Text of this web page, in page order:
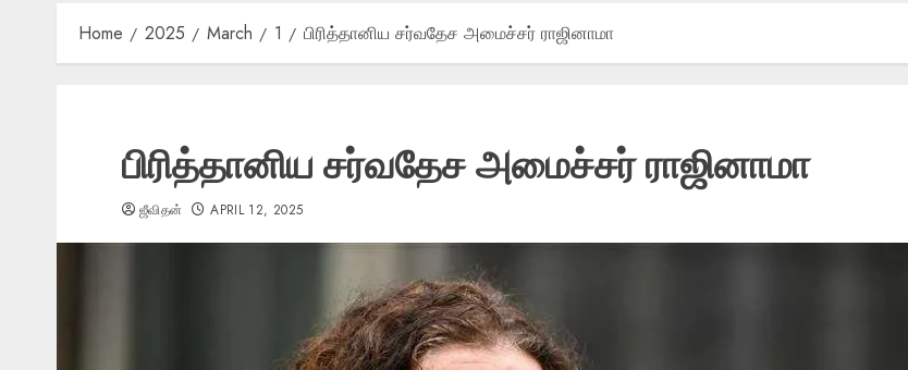
Home 2025 March 1 பிரித்தானிய சர்வதேச அமைச்சர் ராஜினாமா
பிரித்தானிய சர்வதேச அமைச்சர் ராஜினாமா
ஜீவிதன் APRIL 12, 2025